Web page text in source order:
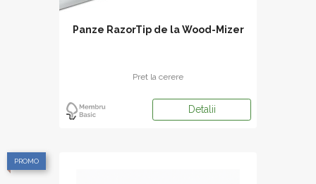
Panze RazorTip de la Wood-Mizer
Pret la cerere
Detalii
PROMO